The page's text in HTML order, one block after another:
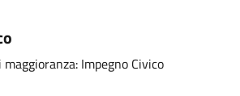
Impegno Civico